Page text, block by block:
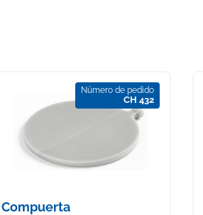
Número de pedido
CH 432
Compuerta